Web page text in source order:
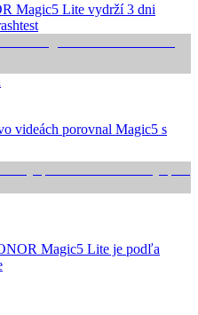
Magic5 Lite vydrží 3 dni
videách porovnal Magic5 s
Magic5 Lite je podľa